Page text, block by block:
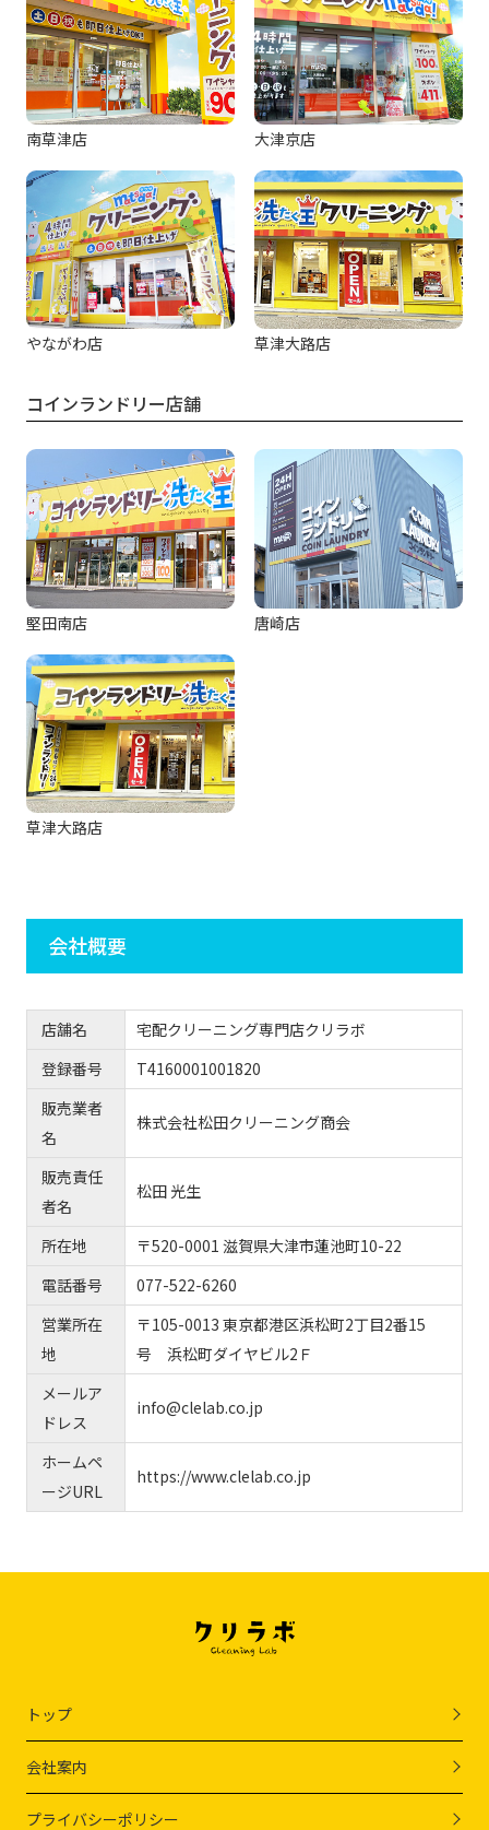
南草津店 大津京店
やながわ店 草津大路店
コインランドリー店舗
堅田南店 唐崎店
草津大路店
会社概要
店舗名
宅配クリーニング専門店クリラボ
登録番号
T4160001001820
販売業者
名
株式会社松田クリーニング商会
販売責任
者名
松田 光生
所在地
〒520-0001 滋賀県大津市蓮池町10-22
電話番号
077-522-6260
営業所在
地
〒105-0013 東京都港区浜松町2丁目2番15
号 浜松町ダイヤビル2Ｆ
メールア
ドレス
info@clelab.co.jp
ホームペ
ージURL
https://www.clelab.co.jp
トップ
会社案内
プライバシーポリシー